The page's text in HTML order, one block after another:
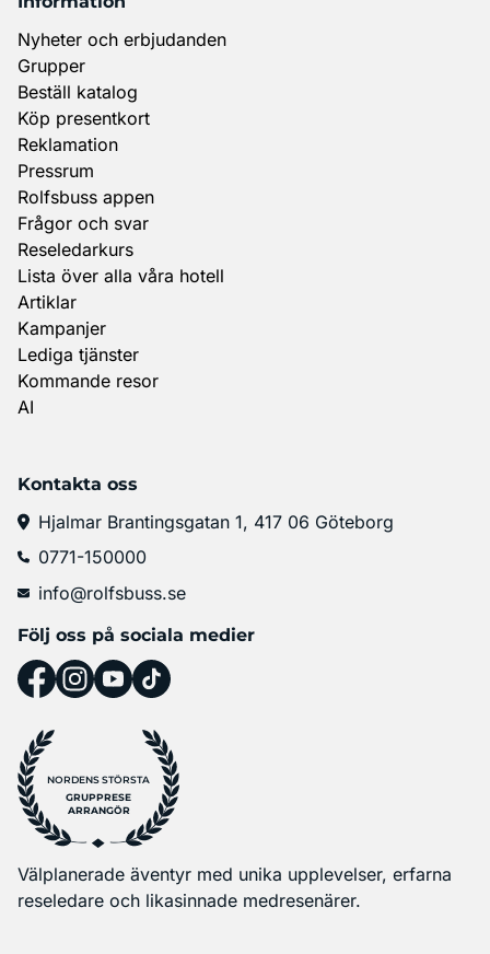
Nyheter och erbjudanden
Grupper
Beställ katalog
Köp presentkort
Reklamation
Pressrum
Rolfsbuss appen
Frågor och svar
Reseledarkurs
Lista över alla våra hotell
Artiklar
Kampanjer
Lediga tjänster
Kommande resor
AI
Kontakta oss
Hjalmar Brantingsgatan 1, 417 06 Göteborg
0771-150000
info@rolfsbuss.se
Följ oss på sociala medier
NORDENS STÖRSTA
GRUPPRESE
ARRANGÖR
Välplanerade äventyr med unika upplevelser, erfarna
reseledare och likasinnade medresenärer.